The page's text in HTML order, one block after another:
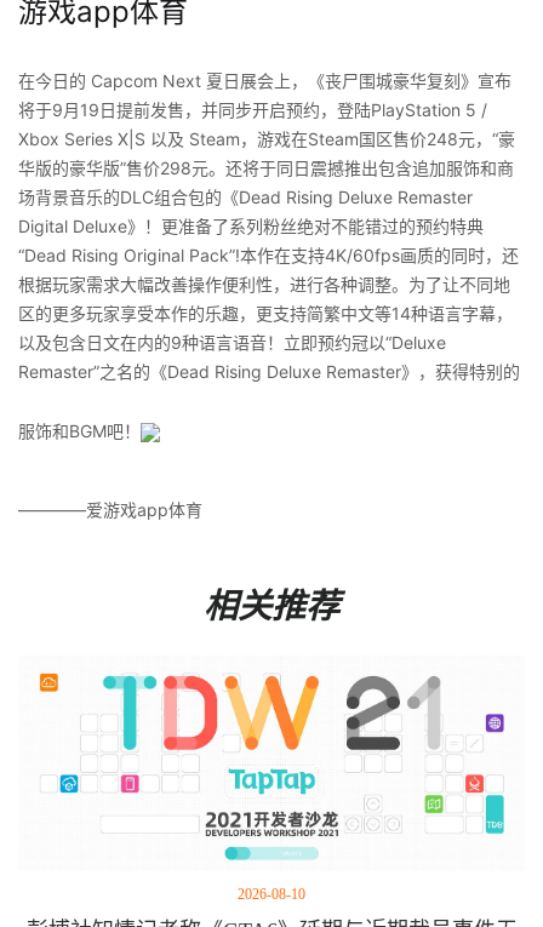
游戏app体育
在今日的 Capcom Next 夏日展会上，《丧尸围城豪华复刻》宣布
将于9月19日提前发售，并同步开启预约，登陆PlayStation 5 /
Xbox Series X|S 以及 Steam，游戏在Steam国区售价248元，“豪
华版的豪华版”售价298元。还将于同日震撼推出包含追加服饰和商
场背景音乐的DLC组合包的《Dead Rising Deluxe Remaster
Digital Deluxe》！更准备了系列粉丝绝对不能错过的预约特典
“Dead Rising Original Pack”!本作在支持4K/60fps画质的同时，还
根据玩家需求大幅改善操作便利性，进行各种调整。为了让不同地
区的更多玩家享受本作的乐趣，更支持简繁中文等14种语言字幕，
以及包含日文在内的9种语言语音！立即预约冠以“Deluxe
Remaster”之名的《Dead Rising Deluxe Remaster》，获得特别的
服饰和BGM吧！
————爱游戏app体育
相关推荐
2026-08-10